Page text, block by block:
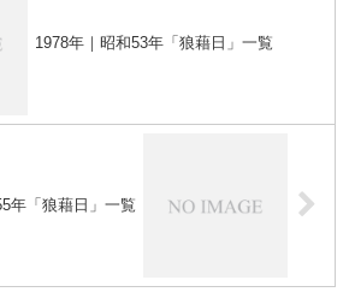
1978年｜昭和53年「狼藉日」一覧
年「狼藉日」一覧